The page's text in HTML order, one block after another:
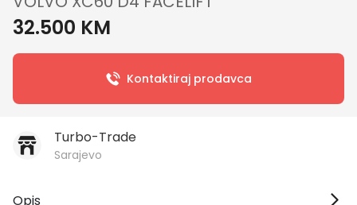
32.500 KM
Kontaktiraj prodavca
Turbo-Trade
Sarajevo
Opis